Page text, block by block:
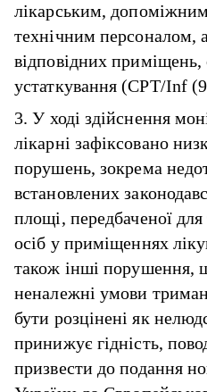
лікарським,
технічним персоналом,
відповідних
устаткування (CPT/Inf
3. У ході здійснення
лікарні зафіксовано
порушень, зокрема
встановлених
площі, передбаченої
осіб у приміщеннях
також інші порушення,
неналежні умови
бути розцінені як
принижує гідність,
призвести до подання